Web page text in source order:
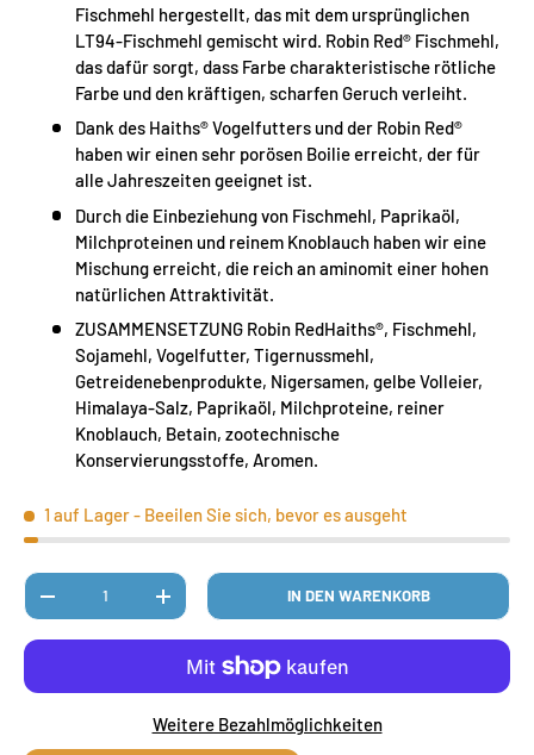
Fischmehl hergestellt, das mit dem ursprünglichen
LT94-Fischmehl gemischt wird. Robin Red® Fischmehl,
das dafür sorgt, dass Farbe charakteristische rötliche
Farbe und den kräftigen, scharfen Geruch verleiht.
Dank des Haiths® Vogelfutters und der Robin Red®
haben wir einen sehr porösen Boilie erreicht, der für
alle Jahreszeiten geeignet ist.
Durch die Einbeziehung von Fischmehl, Paprikaöl,
Milchproteinen und reinem Knoblauch haben wir eine
Mischung erreicht, die reich an aminomit einer hohen
natürlichen Attraktivität.
ZUSAMMENSETZUNG Robin RedHaiths®, Fischmehl,
Sojamehl, Vogelfutter, Tigernussmehl,
Getreidenebenprodukte, Nigersamen, gelbe Volleier,
Himalaya-Salz, Paprikaöl, Milchproteine, reiner
Knoblauch, Betain, zootechnische
Konservierungsstoffe, Aromen.
1 auf Lager- Beeilen Sie sich, bevor es ausgeht
Anzahl
MENGE VERRINGERNMENGE ERHÖHEN IN DEN WARENKORB
Weitere Bezahlmöglichkeiten